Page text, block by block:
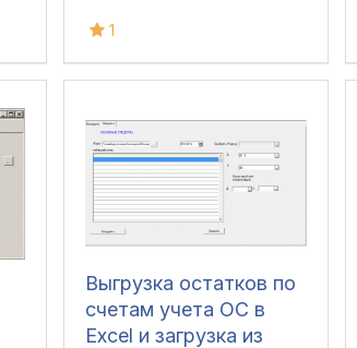
1
Выгрузка остатков по
счетам учета ОС в
Excel и загрузка из